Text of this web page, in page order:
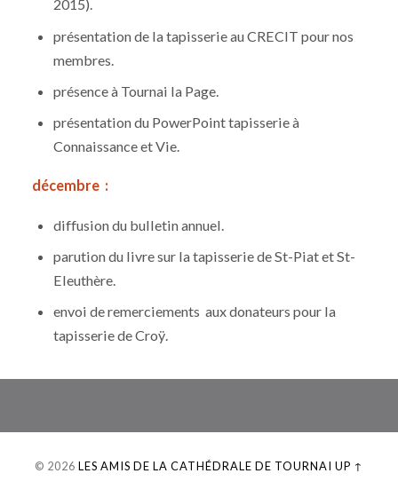
2015).
présentation de la tapisserie au CRECIT pour nos
membres.
présence à Tournai la Page.
présentation du PowerPoint tapisserie à
Connaissance et Vie.
décembre :
diffusion du bulletin annuel.
parution du livre sur la tapisserie de St-Piat et St-
Eleuthère.
envoi de remerciements aux donateurs pour la
tapisserie de Croÿ.
© 2026 LES AMIS DE LA CATHÉDRALE DE TOURNAI UP ↑